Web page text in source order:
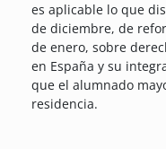
es aplicable lo que
de diciembre, de
de enero, sobre
en España y su
que el alumnado
residencia.